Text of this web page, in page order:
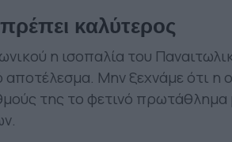
καλύτερος
η ισοπαλία του
αποτέλεσμα. Μην ξεχνάμε ότι η
της το φετινό